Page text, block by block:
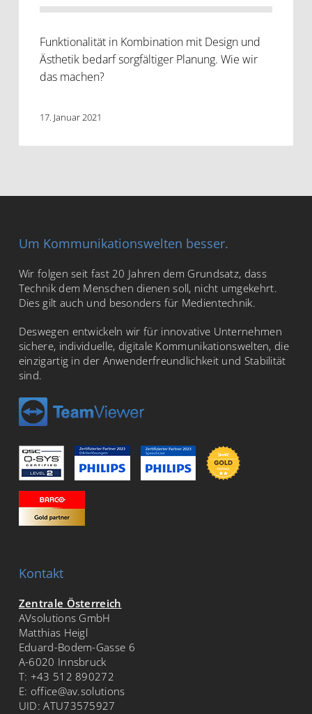
Funktionalität in Kombination mit Design und
Ästhetik bedarf sorgfältiger Planung. Wie wir
das machen?
17. Januar 2021
Um Kommunikationswelten besser.
Wir folgen seit fast 20 Jahren dem Grundsatz, dass
Technik dem Menschen dienen soll, nicht umgekehrt.
Dies gilt auch und besonders für Medientechnik.
Deswegen entwickeln wir für innovative Unternehmen
sichere, individuelle, digitale Kommunikationswelten, die
einzigartig in der Anwenderfreundlichkeit und Stabilität
sind.
Kontakt
Zentrale Österreich
AVsolutions GmbH
Matthias Heigl
Eduard-Bodem-Gasse 6
A-6020 Innsbruck
T: +43 512 890272
E: office@av.solutions
UID: ATU73575927